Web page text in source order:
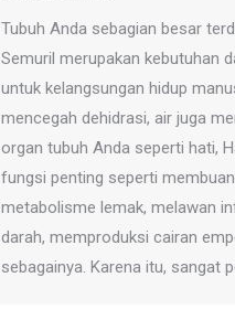
Tubuh Anda sebagian besar
Semuril merupakan kebutuhan
untuk kelangsungan hidup
mencegah dehidrasi, air juga
organ tubuh Anda seperti hati,
fungsi penting seperti
metabolisme lemak, melawan
darah, memproduksi cairan
sebagainya. Karena itu, sangat